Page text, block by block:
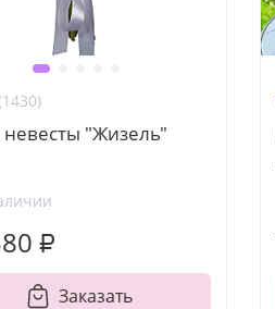
невесты "Жизель"
₽
Заказать